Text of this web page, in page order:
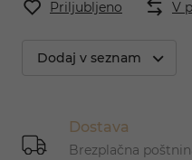
Priljubljeno V
Dodaj v seznam
Dostava
Brezplačna